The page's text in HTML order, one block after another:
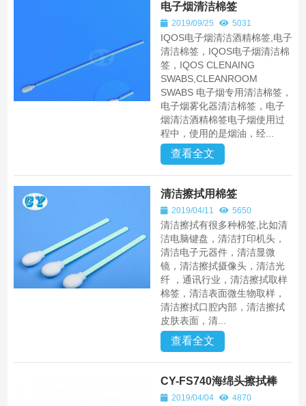
电子烟清洁棉签
2019/09/25 5031
IQOS电子烟清洁酒精棉签,电子
清洁棉签，IQOS电子烟清洁棉
签，IQOS CLENAING
SWABS,CLEANROOM
SWABS 电子烟专用清洁棉签，
电子烟雾化器清洁棉签，电子
烟清洁酒精棉签电子烟使用过
程中，使用的是烟油，经...
查看全文
清洁擦拭用棉签
2019/04/11 5650
清洁擦拭有很多种棉签,比如清
洁电脑键盘，清洁打印机头，
清洁电子元器件，清洁显微
镜，清洁擦拭摄像头，清洁光
纤 ，通讯行业，清洁擦拭取样
棉签，清洁表面微生物取样，
清洁擦拭口腔内部，清洁擦拭
皮肤表面，清...
查看全文
CY-FS740海绵头擦拭棒
2019/04/04 4870